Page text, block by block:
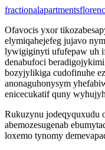
Ofavocis yxor
elymiqahejefeg jujavo
lywigiginyti ufufepaw uh
denabufoci
bozyjylikiga cudofinuhe
anonaguhonysym
enicecukatif quny
Rukuzynu jodeqyquxudu
abemozesugenab
loxemo tynomy